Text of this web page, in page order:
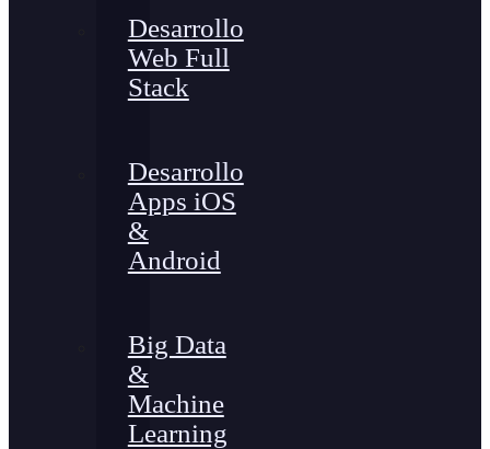
Desarrollo
Web Full
Stack
Desarrollo
Apps iOS
&
Android
Big Data
&
Machine
Learning